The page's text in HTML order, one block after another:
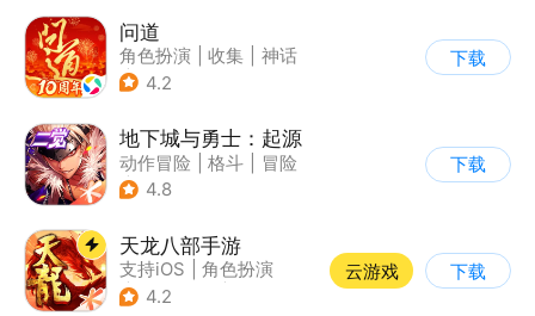
问道
角色扮演 收集
神话
| 宠物
4.2
下载
地下城与勇士：起源
动作冒险 格斗
冒险
| 地下城与勇士
4.8
下载
天龙八部手游
支持iOS
角色扮演
| MMORPG
4.2
云游戏 下载